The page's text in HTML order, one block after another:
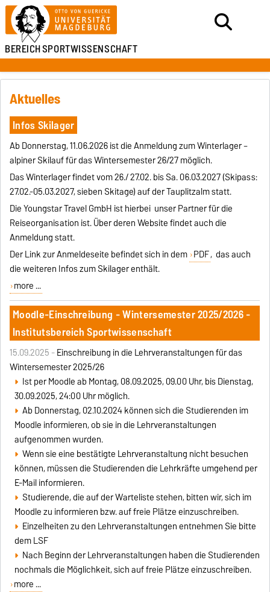
BEREICHSPORTWISSENSCHAFT
Aktuelles
Infos Skilager
Ab Donnerstag, 11.06.2026 ist die Anmeldung zum Winterlager –
alpiner Skilauf für das Wintersemester 26/27 möglich.
Das Winterlager findet vom 26./ 27.02. bis Sa. 06.03.2027 (Skipass:
27.02.-05.03.2027, sieben Skitage) auf der Tauplitzalm statt.
Die Youngstar Travel GmbH ist hierbei unser Partner für die
Reiseorganisation ist. Über deren Website findet auch die
Anmeldung statt.
Der Link zur Anmeldeseite befindet sich in dem PDF, das auch
die weiteren Infos zum Skilager enthält.
more ...
Moodle-Einschreibung - Wintersemester 2025/2026 -
Institutsbereich Sportwissenschaft
15.09.2025 -Einschreibung in die Lehrveranstaltungen für das
Wintersemester 2025/26
Ist per Moodle ab Montag, 08.09.2025, 09.00 Uhr, bis Dienstag,
30.09.2025, 24:00 Uhr möglich.
Ab Donnerstag, 02.10.2024 können sich die Studierenden im
Moodle informieren, ob sie in die Lehrveranstaltungen
aufgenommen wurden.
Wenn sie eine bestätigte Lehrveranstaltung nicht besuchen
können, müssen die Studierenden die Lehrkräfte umgehend per
E-Mail informieren.
Studierende, die auf der Warteliste stehen, bitten wir, sich im
Moodle zu informieren bzw. auf freie Plätze einzuschreiben.
Einzelheiten zu den Lehrveranstaltungen entnehmen Sie bitte
dem LSF
Nach Beginn der Lehrveranstaltungen haben die Studierenden
nochmals die Möglichkeit, sich auf freie Plätze einzuschreiben.
more ...